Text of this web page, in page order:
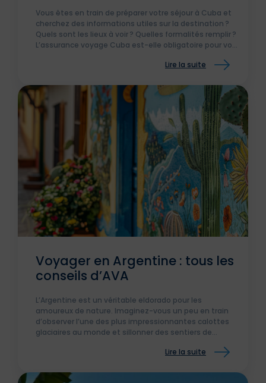
Vous êtes en train de préparer votre séjour à Cuba et
cherchez des informations utiles sur la destination ?
Quels sont les lieux à voir ? Quelles formalités remplir ?
L’assurance voyage Cuba est-elle obligatoire pour vos
Lire la suite
Voyager en Argentine : tous les
conseils d’AVA
L’Argentine est un véritable eldorado pour les
amoureux de nature. Imaginez-vous un peu en train
d’observer l’une des plus impressionnantes calottes
glaciaires au monde et sillonner des sentiers de
Lire la suite